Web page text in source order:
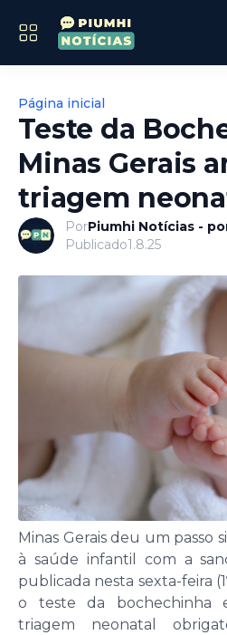
Página inicial
Teste da
Minas Gerais
triagem
PorPiumhi Notícias -
Publicado1.8.25
Minas Gerais deu um passo
à saúde infantil com a
publicada nesta sexta-feira
o teste da bochechinha
triagem neonatal